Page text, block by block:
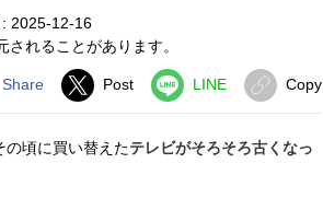
2025-12-16
れることがあります。
Share Post LINE Copy
の頃に買い替えたテレビがそろそろ古くなっ